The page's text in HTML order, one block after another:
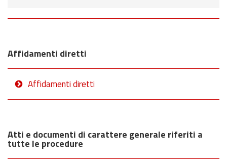
Affidamenti diretti
Affidamenti diretti
Atti e documenti di carattere generale riferiti a
tutte le procedure